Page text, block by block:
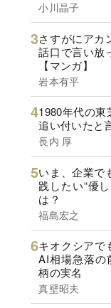
小川晶子
さすがにア
話口で言い放
【マンガ】
岩本有平
1980年代の東
追い付いたと
長内 厚
いま、企業で
践したい“優
は？
福島宏之
キオクシア
AI相場急落の
柄の実名
真壁昭夫